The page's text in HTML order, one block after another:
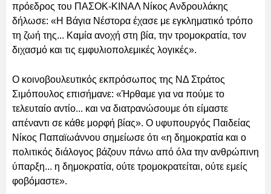
πρόεδρος του ΠΑΣΟΚ-ΚΙΝΑΛ Νίκος Ανδρουλάκης
δήλωσε: «Η Βάγια Νέστορα έχασε με εγκληματικό τρόπο
τη ζωή της... Καμία ανοχή στη βία, την τρομοκρατία, τον
διχασμό και τις εμφυλιοπολεμικές λογικές».
Ο κοινοβουλευτικός εκπρόσωπος της ΝΔ Στράτος
Σιμόπουλος επισήμανε: «Ήρθαμε για να πούμε το
τελευταίο αντίο... και να διατρανώσουμε ότι είμαστε
απέναντι σε κάθε μορφή βίας». Ο υφυπουργός Παιδείας
Νίκος Παπαϊωάννου σημείωσε ότι «η δημοκρατία και ο
πολιτικός διάλογος βάζουν πάνω από όλα την ανθρώπινη
ύπαρξη... η δημοκρατία, ούτε τρομοκρατείται, ούτε εμείς
φοβόμαστε».